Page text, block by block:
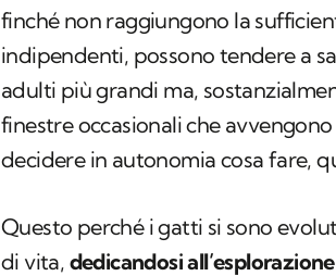
finché non raggiungono la
indipendenti, possono tendere a
adulti più grandi ma,
finestre occasionali che
decidere in autonomia cosa fare,
Questo perché i gatti si sono
di vita, dedicandosi